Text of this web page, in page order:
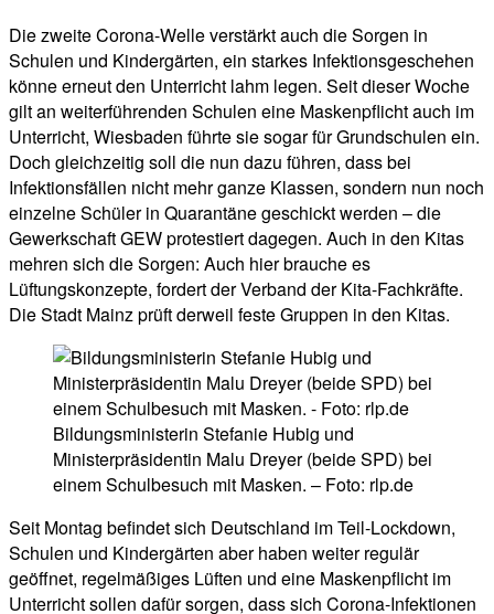
Die zweite Corona-Welle verstärkt auch die Sorgen in
Schulen und Kindergärten, ein starkes Infektionsgeschehen
könne erneut den Unterricht lahm legen. Seit dieser Woche
gilt an weiterführenden Schulen eine Maskenpflicht auch im
Unterricht, Wiesbaden führte sie sogar für Grundschulen ein.
Doch gleichzeitig soll die nun dazu führen, dass bei
Infektionsfällen nicht mehr ganze Klassen, sondern nun noch
einzelne Schüler in Quarantäne geschickt werden – die
Gewerkschaft GEW protestiert dagegen. Auch in den Kitas
mehren sich die Sorgen: Auch hier brauche es
Lüftungskonzepte, fordert der Verband der Kita-Fachkräfte.
Die Stadt Mainz prüft derweil feste Gruppen in den Kitas.
Bildungsministerin Stefanie Hubig und
Ministerpräsidentin Malu Dreyer (beide SPD) bei
einem Schulbesuch mit Masken. – Foto: rlp.de
Seit Montag befindet sich Deutschland im Teil-Lockdown,
Schulen und Kindergärten aber haben weiter regulär
geöffnet, regelmäßiges Lüften und eine Maskenpflicht im
Unterricht sollen dafür sorgen, dass sich Corona-Infektionen